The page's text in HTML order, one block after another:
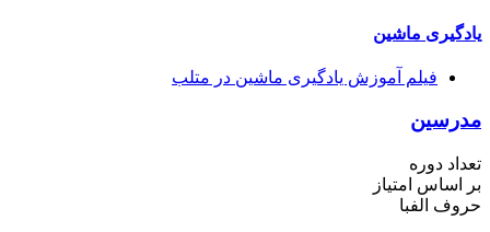
یادگیری ماشین
فیلم آموزش یادگیری ماشین در متلب
مدرسین
تعداد دوره
بر اساس امتیاز
حروف الفبا